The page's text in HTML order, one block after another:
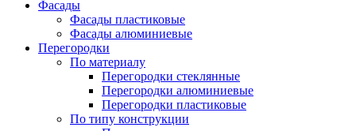
Фасады
Фасады пластиковые
Фасады алюминиевые
Перегородки
По материалу
Перегородки стеклянные
Перегородки алюминиевые
Перегородки пластиковые
По типу конструкции